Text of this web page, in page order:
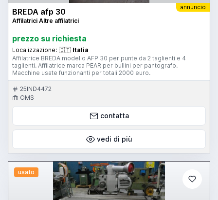
annuncio
BREDA afp 30
Affilatrici Altre affilatrici
prezzo su richiesta
Localizzazione: 🇮🇹 Italia
Affilatrice BREDA modello AFP 30 per punte da 2 taglienti e 4
taglienti. Affilatrice marca PEAR per bullini per pantografo.
Macchine usate funzionanti per totali 2000 euro.
25IND4472
OMS
contatta
vedi di più
usato